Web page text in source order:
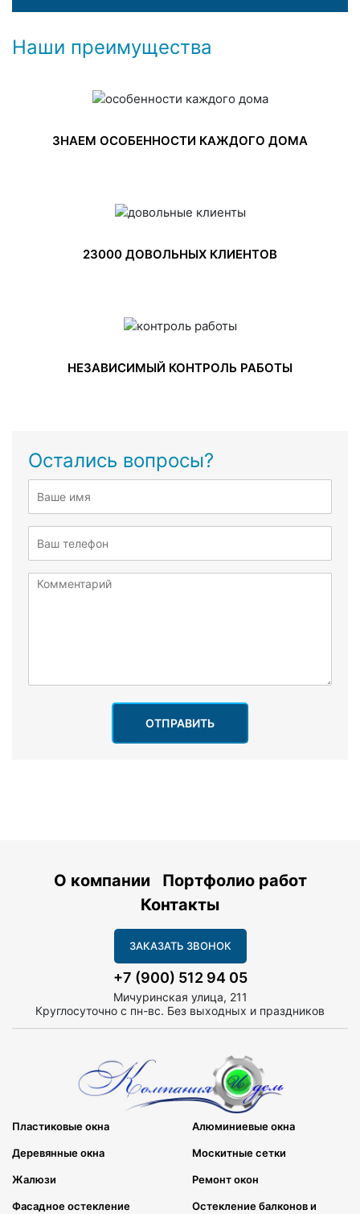
Наши преимущества
ЗНАЕМ ОСОБЕННОСТИ КАЖДОГО ДОМА
23000 ДОВОЛЬНЫХ КЛИЕНТОВ
НЕЗАВИСИМЫЙ КОНТРОЛЬ РАБОТЫ
Остались вопросы?
ОТПРАВИТЬ
О компании
Портфолио работ
Контакты
ЗАКАЗАТЬ ЗВОНОК
+7 (900) 512 94 05
Мичуринская улица, 211
Круглосуточно с пн-вс. Без выходных и праздников
Пластиковые окна Алюминиевые окна
Деревянные окна Москитные сетки
Жалюзи Ремонт окон
Фасадное остекление Остекление балконов и